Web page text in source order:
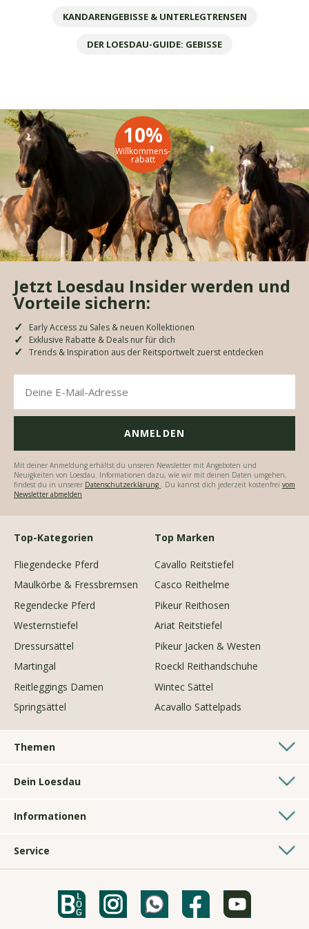
KANDARENGEBISSE & UNTERLEGTRENSEN
DER LOESDAU-GUIDE: GEBISSE
10%
Willkommens-
rabatt
Jetzt Loesdau Insider werden und
Vorteile sichern:
Early Access zu Sales & neuen Kollektionen
Exklusive Rabatte & Deals nur für dich
Trends & Inspiration aus der Reitsportwelt zuerst entdecken
Mit deiner Anmeldung erhältst du unseren Newsletter mit Angeboten und
Neuigkeiten von Loesdau. Informationen dazu, wie wir mit deinen Daten umgehen,
findest du in unserer Datenschutzerklärung . Du kannst dich jederzeit kostenfrei vom
Newsletter abmelden
Top-Kategorien
Fliegendecke Pferd
Maulkörbe & Fressbremsen
Regendecke Pferd
Westernstiefel
Dressursättel
Martingal
Reitleggings Damen
Springsättel
Top Marken
Cavallo Reitstiefel
Casco Reithelme
Pikeur Reithosen
Ariat Reitstiefel
Pikeur Jacken & Westen
Roeckl Reithandschuhe
Wintec Sättel
Acavallo Sattelpads
Themen
Geschenke für Reiter
Fahren
Voltigieren
Ponyshop
Isländerpferdezubehör
Dein Loesdau
Bonussystem
PASSION Magazin
Informationen
Barrierefreiheitserklärung
Rücksendungen
Service
Loesdau Sattelservice
Maßtabellen